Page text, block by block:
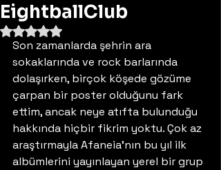
EightballClub
5 üzerinden NaN yıldız
Son zamanlarda şehrin ara
sokaklarında ve rock barlarında
dolaşırken, birçok köşede gözüme
çarpan bir poster olduğunu fark
ettim, ancak neye atıfta bulunduğu
hakkında hiçbir fikrim yoktu. Çok az
araştırmayla Afaneia’nın bu yıl ilk
albümlerini yayınlayan yerel bir grup